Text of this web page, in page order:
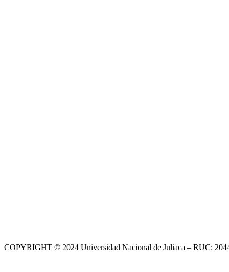
COPYRIGHT © 2024 Universidad Nacional de Juliaca – RUC: